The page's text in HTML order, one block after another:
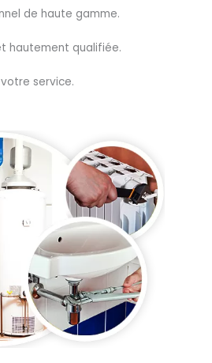
de haute gamme.
hautement qualifiée.
service.